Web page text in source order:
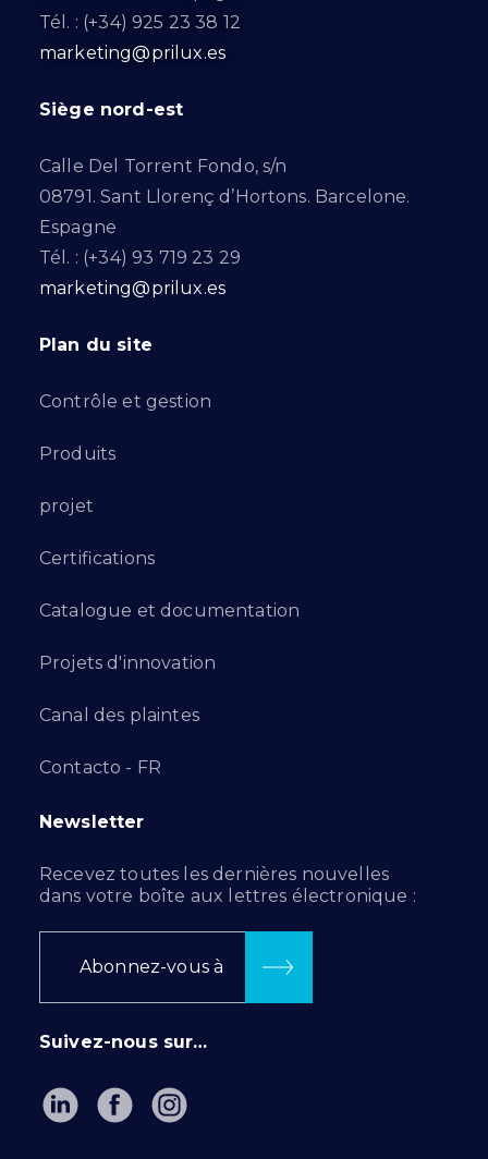
Tél. : (+34) 925 23 38 12
marketing@prilux.es
Siège nord-est
Calle Del Torrent Fondo, s/n
08791. Sant Llorenç d’Hortons. Barcelone.
Espagne
Tél. : (+34) 93 719 23 29
marketing@prilux.es
Plan du site
Contrôle et gestion
Produits
projet
Certifications
Catalogue et documentation
Projets d'innovation
Canal des plaintes
Contacto - FR
Newsletter
Recevez toutes les dernières nouvelles
dans votre boîte aux lettres électronique :
Abonnez-vous à
Suivez-nous sur…